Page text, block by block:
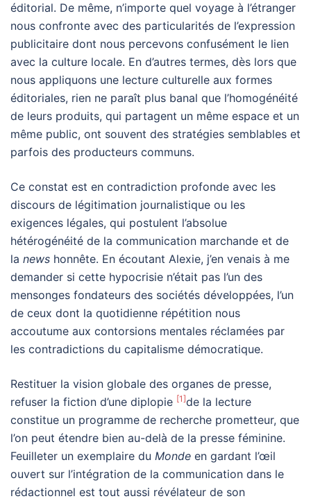
éditorial. De même, n’importe quel voyage à l’étranger
nous confronte avec des particularités de l’expression
publicitaire dont nous percevons confusément le lien
avec la culture locale. En d’autres termes, dès lors que
nous appliquons une lecture culturelle aux formes
éditoriales, rien ne paraît plus banal que l’homogénéité
de leurs produits, qui partagent un même espace et un
même public, ont souvent des stratégies semblables et
parfois des producteurs communs.
Ce constat est en contradiction profonde avec les
discours de légitimation journalistique ou les
exigences légales, qui postulent l’absolue
hétérogénéité de la communication marchande et de
la news honnête. En écoutant Alexie, j’en venais à me
demander si cette hypocrisie n’était pas l’un des
mensonges fondateurs des sociétés développées, l’un
de ceux dont la quotidienne répétition nous
accoutume aux contorsions mentales réclamées par
les contradictions du capitalisme démocratique.
Restituer la vision globale des organes de presse,
refuser la fiction d’une diplopie [1]de la lecture
constitue un programme de recherche prometteur, que
l’on peut étendre bien au-delà de la presse féminine.
Feuilleter un exemplaire du Monde en gardant l’œil
ouvert sur l’intégration de la communication dans le
rédactionnel est tout aussi révélateur de son